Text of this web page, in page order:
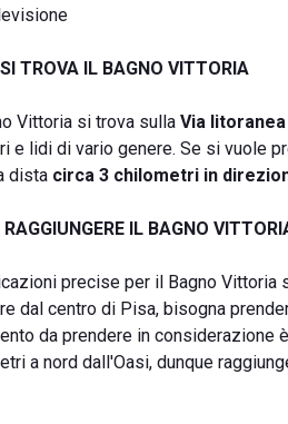
TROVA IL BAGNO VITTORIA
Vittoria si trova sulla Via
e lidi di vario genere. Se si vuole
dista circa 3 chilometri in
RAGGIUNGERE IL BAGNO
precise per il Bagno Vittoria
dal centro di Pisa, bisogna
da prendere in considerazione è
a nord dall'Oasi, dunque